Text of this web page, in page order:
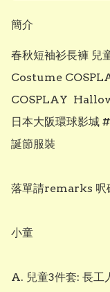
簡介
春秋短袖衫長褲 兒
Costume
COSPLAY
日本大阪環球影
誕節服裝
落單請remarks 呎
小童
A. 兒童3件套: 長工